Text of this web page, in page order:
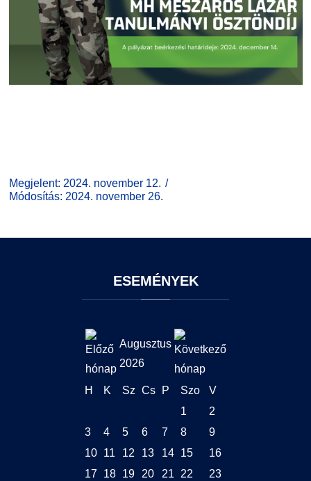
Megjelent: 2024. november 12.
Módosítás: 2024. november 26.
ESEMÉNYEK
Augusztus
2026
H K Sz Cs P Szo
V
1
2
3
4 5 6 7 8
9
10
11 12 13 14 15
16
17
18 19 20 21 22
23